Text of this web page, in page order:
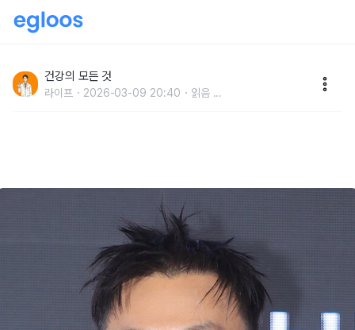
년은 더 젊게 삽니다"
건강의 모든 것
라이프 2026-03-09 20:40 읽음 ...